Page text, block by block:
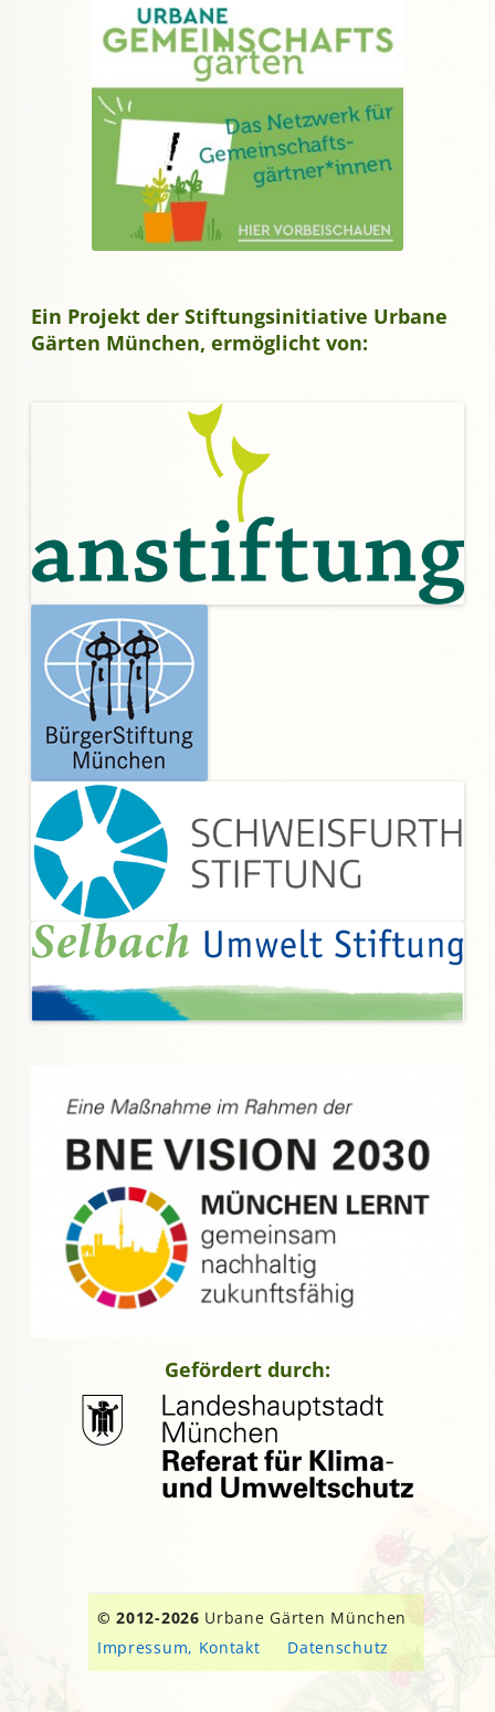
Ein Projekt der Stiftungsinitiative Urbane
Gärten München, ermöglicht von:
Gefördert durch:
© 2012-2026 Urbane Gärten München
Impressum, Kontakt
Datenschutz